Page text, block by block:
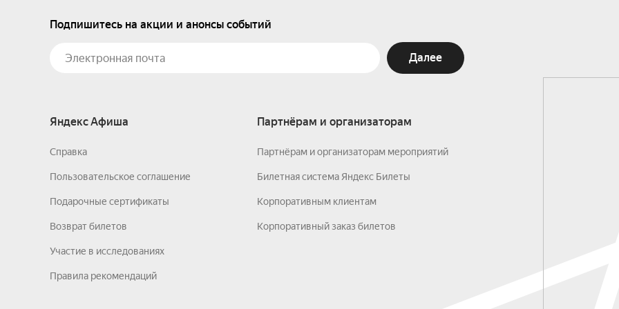
Подпишитесь на акции и анонсы событий
Далее
Яндекс Афиша
Справка
Пользовательское соглашение
Подарочные сертификаты
Возврат билетов
Участие в исследованиях
Правила рекомендаций
Партнёрам и организаторам
Партнёрам и организаторам мероприятий
Билетная система Яндекс Билеты
Корпоративным клиентам
Корпоративный заказ билетов